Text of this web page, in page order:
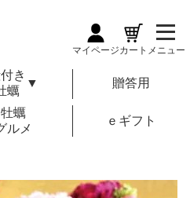
マイページカート メニュー
き
蠣
▼ 贈答用
牡蠣
ルメ
ｅギフト